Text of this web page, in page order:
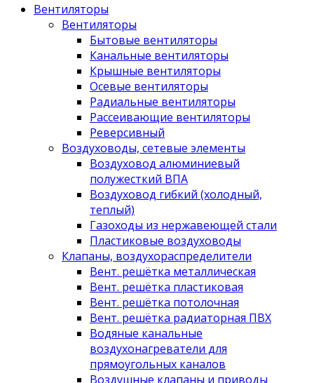
Вентиляторы
Вентиляторы
Бытовые вентиляторы
Канальные вентиляторы
Крышные вентиляторы
Осевые вентиляторы
Радиальные вентиляторы
Рассеивающие вентиляторы
Реверсивный
Воздуховоды, сетевые элементы
Воздуховод алюминиевый
полужесткий ВПА
Воздуховод гибкий (холодный,
теплый)
Газоходы из нержавеющей стали
Пластиковые воздуховоды
Клапаны, воздухораспределители
Вент. решётка металлическая
Вент. решётка пластиковая
Вент. решётка потолочная
Вент. решётка радиаторная ПВХ
Водяные канальные
воздухонагреватели для
прямоугольных каналов
Воздушные клапаны и приводы